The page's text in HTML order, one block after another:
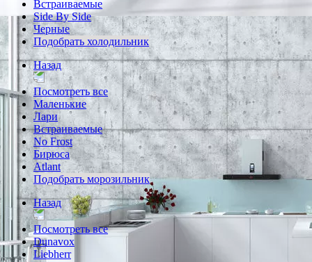
Встраиваемые
Side By Side
Черные
Подобрать холодильник
Назад
Посмотреть все
Маленькие
Лари
Встраиваемые
No Frost
Бирюса
Atlant
Подобрать морозильник
Назад
Посмотреть все
Dunavox
Liebherr